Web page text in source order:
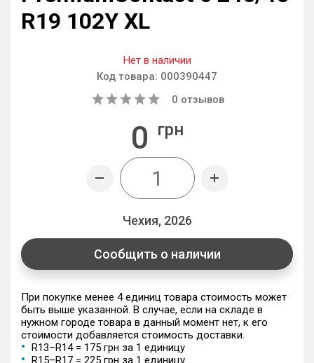
R19 102Y XL
Нет в наличии
Код товара: 000390447
0 отзывов
0 грн
Чехия, 2026
Сообщить о наличии
При покупке менее 4 единиц товара стоимость может
быть выше указанной. В случае, если на складе в
нужном городе товара в данный момент нет, к его
стоимости добавляется стоимость доставки.
R13–R14 = 175 грн за 1 единицу
R15–R17 = 225 грн за 1 единицу